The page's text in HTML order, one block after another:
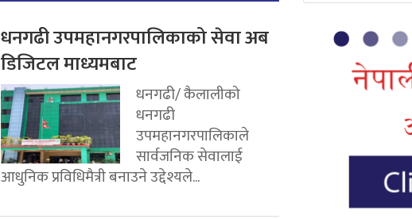
धनगढी उपमहानगरपालिकाको सेवा अब
डिजिटल माध्यमबाट
धनगढी/ कैलालीको
धनगढी
उपमहानगरपालिकाले
सार्वजनिक सेवालाई
आधुनिक प्रविधिमैत्री बनाउने उद्देश्यले...